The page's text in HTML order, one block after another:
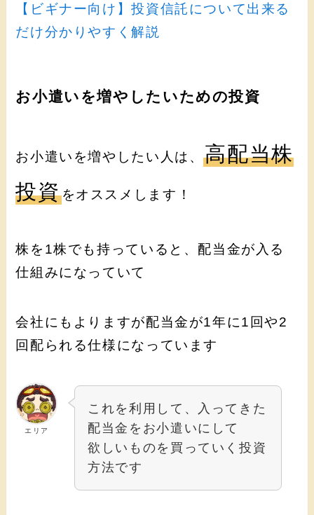
【ビギナー向け】投資信託について出来る
だけ分かりやすく解説
お小遣いを増やしたいための投資
お小遣いを増やしたい人は、高配当株
投資をオススメします！
株を1株でも持っていると、配当金が入る
仕組みになっていて
会社にもよりますが配当金が1年に1回や2
回配られる仕様になっています
エリア
これを利用して、入ってきた
配当金をお小遣いにして
欲しいものを買っていく投資
方法です